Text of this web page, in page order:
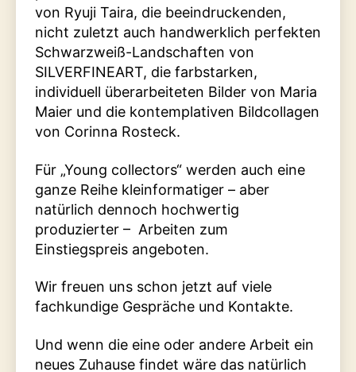
von Ryuji Taira, die beeindruckenden,
nicht zuletzt auch handwerklich perfekten
Schwarzweiß-Landschaften von
SILVERFINEART, die farbstarken,
individuell überarbeiteten Bilder von Maria
Maier und die kontemplativen Bildcollagen
von Corinna Rosteck.
Für „Young collectors“ werden auch eine
ganze Reihe kleinformatiger – aber
natürlich dennoch hochwertig
produzierter – Arbeiten zum
Einstiegspreis angeboten.
Wir freuen uns schon jetzt auf viele
fachkundige Gespräche und Kontakte.
Und wenn die eine oder andere Arbeit ein
neues Zuhause findet wäre das natürlich